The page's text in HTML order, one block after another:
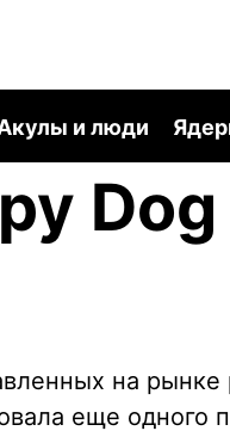
и люди
Dog
на
еще одного